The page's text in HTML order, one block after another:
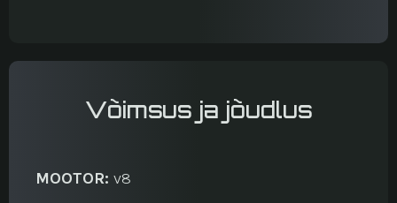
Võimsus ja jõudlus
MOOTOR: v8